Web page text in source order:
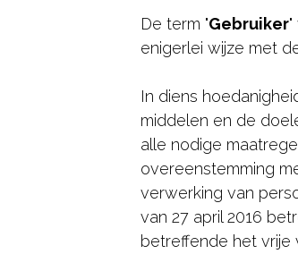
De term "Gebruiker
enigerlei wijze met
In diens
middelen en de
alle nodige
overeenstemming
verwerking van
van 27 april 2016
betreffende het vrije